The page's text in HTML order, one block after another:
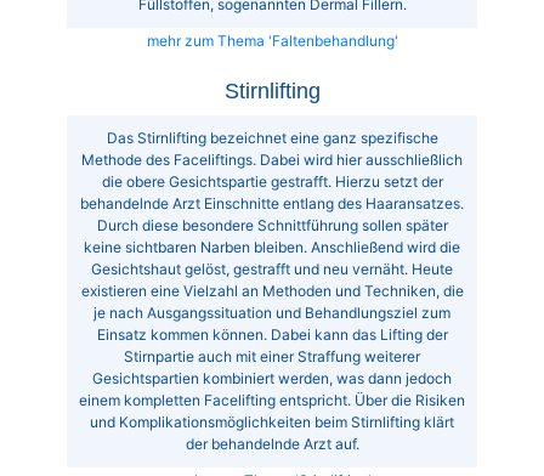
Füllstoffen, sogenannten Dermal Fillern.
mehr zum Thema 'Faltenbehandlung'
Stirnlifting
Das Stirnlifting bezeichnet eine ganz spezifische
Methode des Faceliftings. Dabei wird hier ausschließlich
die obere Gesichtspartie gestrafft. Hierzu setzt der
behandelnde Arzt Einschnitte entlang des Haaransatzes.
Durch diese besondere Schnittführung sollen später
keine sichtbaren Narben bleiben. Anschließend wird die
Gesichtshaut gelöst, gestrafft und neu vernäht. Heute
existieren eine Vielzahl an Methoden und Techniken, die
je nach Ausgangssituation und Behandlungsziel zum
Einsatz kommen können. Dabei kann das Lifting der
Stirnpartie auch mit einer Straffung weiterer
Gesichtspartien kombiniert werden, was dann jedoch
einem kompletten Facelifting entspricht. Über die Risiken
und Komplikationsmöglichkeiten beim Stirnlifting klärt
der behandelnde Arzt auf.